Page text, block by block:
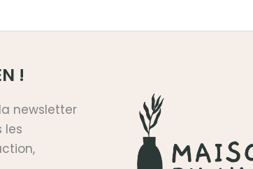
!
newsletter
les